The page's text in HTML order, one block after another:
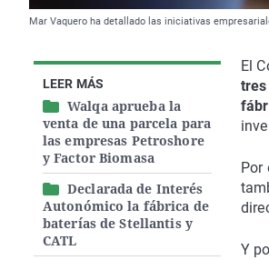
Mar Vaquero ha detallado las iniciativas
LEER MÁS
Walqa aprueba la
venta de una parcela para
las empresas Petroshore
y Factor Biomasa
Declarada de Interés
Autonómico la fábrica de
baterías de Stellantis y
CATL
El
Por
Y